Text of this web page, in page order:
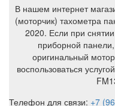
В нашем интернет
(моторчик) тахометра
2020. Если при
приборной
оригинальный
воспользоваться
Телефон для связи: +7